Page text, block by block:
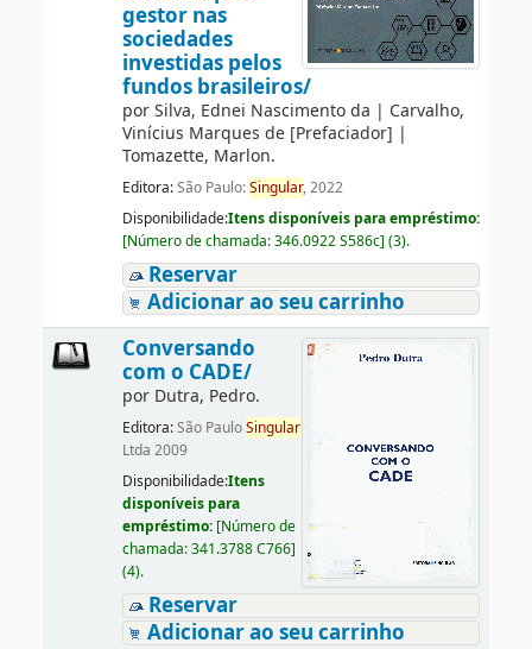
gestor nas
sociedades
investidas pelos
fundos brasileiros/
porSilva, Ednei Nascimento da | Carvalho,
Vinícius Marques de[Prefaciador] |
Tomazette, Marlon.
Editora:São Paulo:Singular, 2022
Disponibilidade:Itens disponíveis para empréstimo:
[Número de chamada:346.0922 S586c] (3).
Reservar
Adicionar ao seu carrinho
Conversando
com o CADE/
por Dutra, Pedro.
Editora:São PauloSingular
Ltda 2009
Disponibilidade:Itens
disponíveis para
empréstimo: [Número de
chamada:341.3788 C766]
(4).
Reservar
Adicionar ao seu carrinho